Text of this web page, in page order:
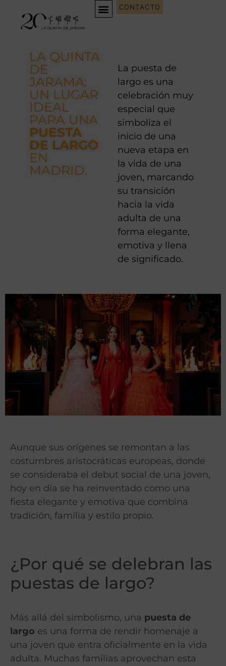
CONTACTO
LA QUINTA
DE
JARAMA:
UN LUGAR
IDEAL
PARA UNA
PUESTA
DE LARGO
EN
MADRID.
La puesta de
largo es una
celebración muy
especial que
simboliza el
inicio de una
nueva etapa en
la vida de una
joven, marcando
su transición
hacia la vida
adulta de una
forma elegante,
emotiva y llena
de significado.
Aunque sus orígenes se remontan a las
costumbres aristocráticas europeas, donde
se consideraba el debut social de una joven,
hoy en día se ha reinventado como una
fiesta elegante y emotiva que combina
tradición, familia y estilo propio.
¿Por qué se delebran las
puestas de largo?
Más allá del simbolismo, una puesta de
largo es una forma de rendir homenaje a
una joven que entra oficialmente en la vida
adulta. Muchas familias aprovechan esta